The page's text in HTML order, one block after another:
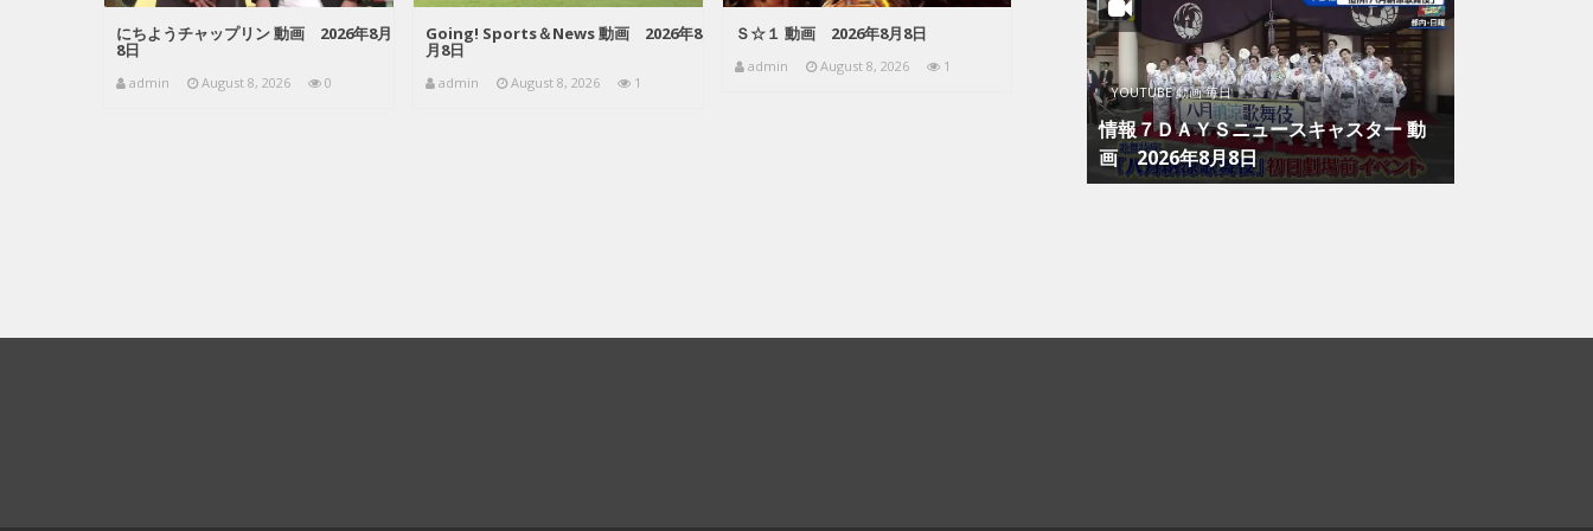
にちようチャップリン 動画 2026年8月
8日
admin August 8, 2026 0
Going! Sports＆News 動画 2026年8
月8日
admin August 8, 2026 1
Ｓ☆１ 動画 2026年8月8日
admin August 8, 2026
1
YOUTUBE 動画 毎日
情報７ＤＡＹＳニュースキャスター 動
画 2026年8月8日